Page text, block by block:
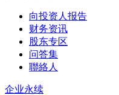
向投资人报告
财务资讯
股东专区
问答集
聯絡人
企业永续